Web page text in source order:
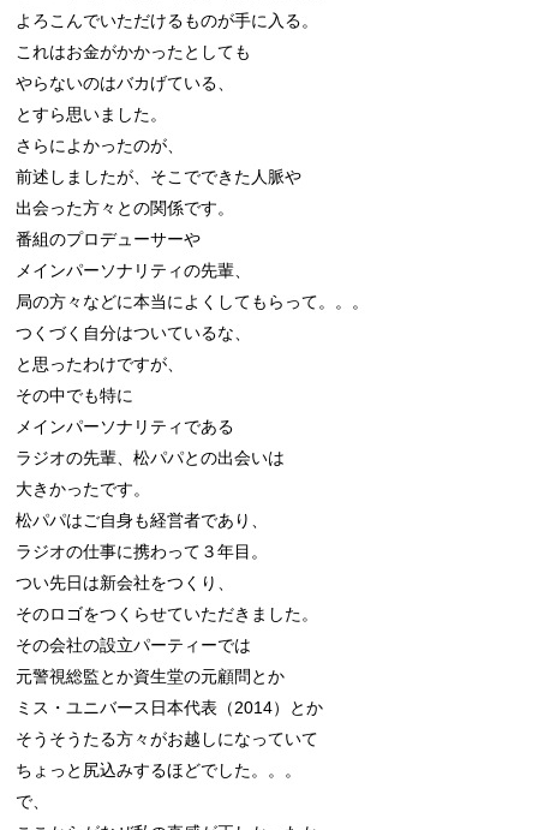
よろこんでいただけるものが手に入る。
これはお金がかかったとしても
やらないのはバカげている、
とすら思いました。
さらによかったのが、
前述しましたが、そこでできた人脈や
出会った方々との関係です。
番組のプロデューサーや
メインパーソナリティの先輩、
局の方々などに本当によくしてもらって。。。
つくづく自分はついているな、
と思ったわけですが、
その中でも特に
メインパーソナリティである
ラジオの先輩、松パパとの出会いは
大きかったです。
松パパはご自身も経営者であり、
ラジオの仕事に携わって３年目。
つい先日は新会社をつくり、
そのロゴをつくらせていただきました。
その会社の設立パーティーでは
元警視総監とか資生堂の元顧問とか
ミス・ユニバース日本代表（2014）とか
そうそうたる方々がお越しになっていて
ちょっと尻込みするほどでした。。。
で、